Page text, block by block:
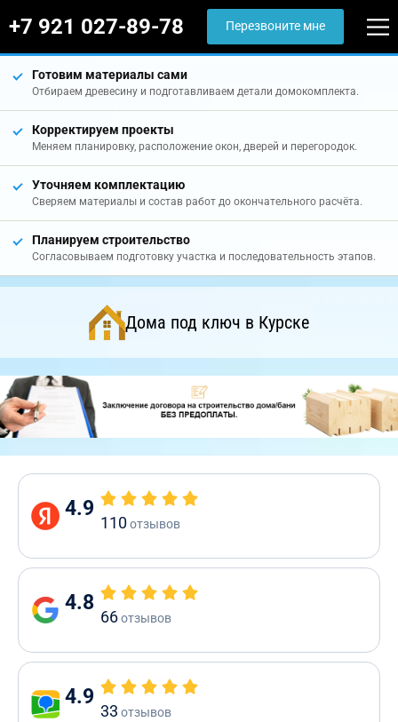
+7 921 027-89-78 Перезвоните мне
Готовим материалы сами
Отбираем древесину и подготавливаем детали домокомплекта.
Корректируем проекты
Меняем планировку, расположение окон, дверей и перегородок.
Уточняем комплектацию
Сверяем материалы и состав работ до окончательного расчёта.
Планируем строительство
Согласовываем подготовку участка и последовательность этапов.
Дома под ключ в Курске
4.9
110отзывов
4.8
66отзывов
4.9
33 отзывов